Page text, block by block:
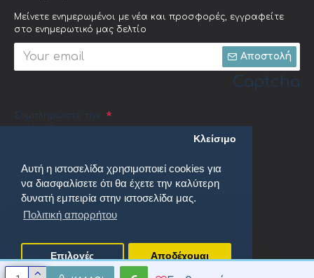
Αυτή η ιστοσελίδα χρησιμοποιεί cookies για
να διασφαλίσετε ότι θα έχετε την καλύτερη
δυνατή εμπειρία στην ιστοσελίδα μας.
Πολιτική απορρήτου
Κλείσιμο
Επιλογές Αποδέχομαι
Μείνετε ενημερωμένοι με νέα και προσφορές, εγγραφείτε
στο ενημερωτικό μας δελτίο
Αποστολή
Captcha
Συμπληρώστε την
ακόλουθη
Πολιτική απορρήτου